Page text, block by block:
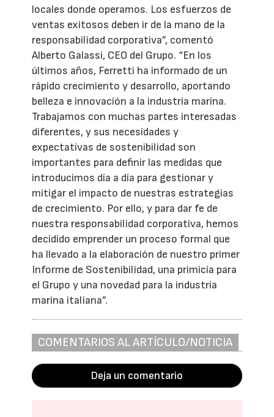
locales donde operamos. Los esfuerzos de
ventas exitosos deben ir de la mano de la
responsabilidad corporativa”, comentó
Alberto Galassi, CEO del Grupo. “En los
últimos años, Ferretti ha informado de un
rápido crecimiento y desarrollo, aportando
belleza e innovación a la industria marina.
Trabajamos con muchas partes interesadas
diferentes, y sus necesidades y
expectativas de sostenibilidad son
importantes para definir las medidas que
introducimos día a día para gestionar y
mitigar el impacto de nuestras estrategias
de crecimiento. Por ello, y para dar fe de
nuestra responsabilidad corporativa, hemos
decidido emprender un proceso formal que
ha llevado a la elaboración de nuestro primer
Informe de Sostenibilidad, una primicia para
el Grupo y una novedad para la industria
marina italiana”.
COMENTARIOS AL ARTÍCULO/NOTICIA
Deja un comentario